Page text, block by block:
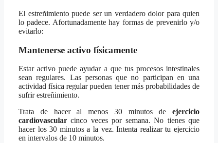
El estreñimiento puede ser un verdadero dolor para quien
lo padece. Afortunadamente hay formas de prevenirlo y/o
evitarlo:
Mantenerse activo físicamente
Estar activo puede ayudar a que tus procesos intestinales
sean regulares. Las personas que no participan en una
actividad física regular pueden tener más probabilidades de
sufrir estreñimiento.
Trata de hacer al menos 30 minutos de ejercicio
cardiovascular cinco veces por semana. No tienes que
hacer los 30 minutos a la vez. Intenta realizar tu ejercicio
en intervalos de 10 minutos.